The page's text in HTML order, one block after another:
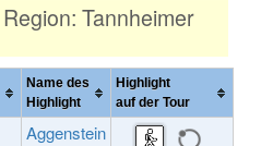
Tannheimer
Name des
Highlight
Highlight
auf der Tour
Aggenstein